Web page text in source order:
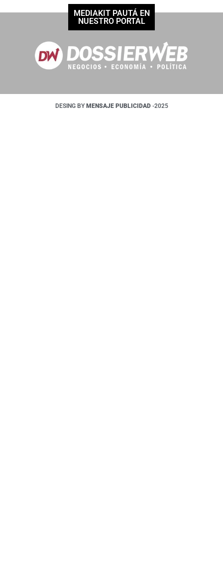
MEDIAKIT PAUTÁ EN
NUESTRO PORTAL
DESING BY MENSAJE PUBLICIDAD -2025